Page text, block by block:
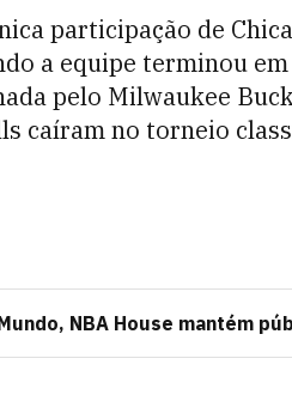
participação de
a equipe terminou
pelo Milwaukee
caíram no torneio
NBA House mantém